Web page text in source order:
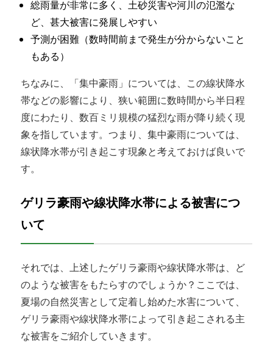
総雨量が非常に多く、土砂災害や河川の氾濫な
ど、甚大被害に発展しやすい
予測が困難（数時間前まで発生が分からないこと
もある）
ちなみに、「集中豪雨」については、この線状降水
帯などの影響により、狭い範囲に数時間から半日程
度にわたり、数百ミリ規模の猛烈な雨が降り続く現
象を指しています。つまり、集中豪雨については、
線状降水帯が引き起こす現象と考えておけば良いで
す。
ゲリラ豪雨や線状降水帯による被害につ
いて
それでは、上述したゲリラ豪雨や線状降水帯は、ど
のような被害をもたらすのでしょうか？ここでは、
夏場の自然災害として定着し始めた水害について、
ゲリラ豪雨や線状降水帯によって引き起こされる主
な被害をご紹介していきます。